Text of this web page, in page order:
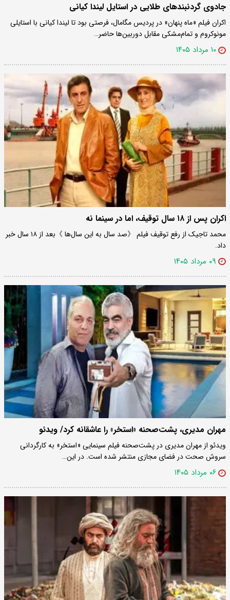
جادوی گردنبندهای طلایی در استایل لیندا کیانی
اکران فیلم «ماه پنهان» در پردیس مگامال، فرصتی بود تا لیندا کیانی با استایلی
مونوکروم و تمام‌مشکی مقابل دوربین‌ها حاضر…
۱۰ مرداد ۱۴۰۵
اکران پس از ۱۸ سال توقیف، اما در سینما نه
محمد تاجیک از رفع توقیف فیلم 《صد سال به این سال‌ها 》بعد از ۱۸ سال خبر
داد.
۰۹ مرداد ۱۴۰۵
مهران مدیری، پشت‌صحنه «استخر» را عاشقانه کرد/ ویدئو
ویدئو از مهران مدیری در پشت‌صحنه فیلم سینمایی «استخر» به کارگردانی
سروش صحت در فضای مجازی منتشر شده است. در این…
۰۶ مرداد ۱۴۰۵